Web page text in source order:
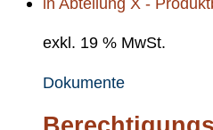
exkl. 19 % MwSt.
Dokumente